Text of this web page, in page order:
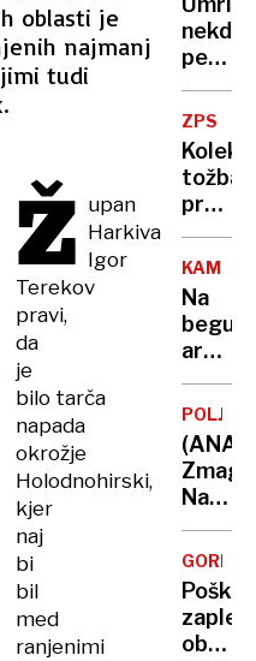
oblasti je
najmanj
tudi
Ž upan
Harkiva
Igor
Terekov
pravi,
da
je
bilo tarča
napada
okrožje
Holodnohirski,
kjer
naj
bi
bil
med
ranjenimi
pevec
kultne
ZPS
tožba
proti
Gen-
I
zaradi
KAMNIK
Na
begu
ki je
očeta
in
mater
Zmaga
je
volilne
GORE